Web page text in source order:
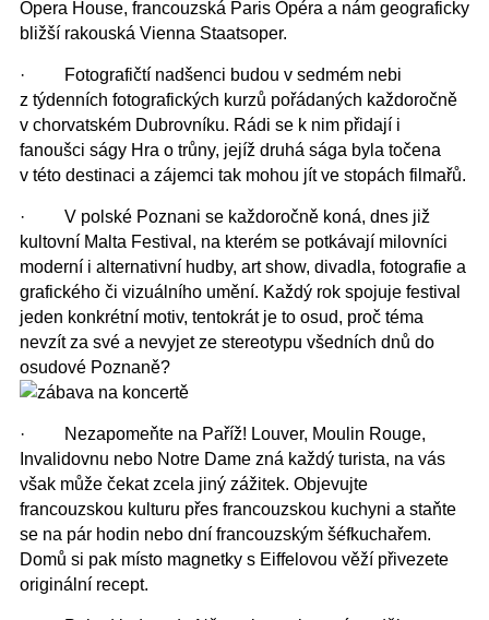
Opera House, francouzská Paris Opéra a nám geograficky
bližší rakouská Vienna Staatsoper.
·
Fotografičtí nadšenci budou v sedmém nebi
z týdenních fotografických kurzů pořádaných každoročně
v chorvatském Dubrovníku. Rádi se k nim přidají i
fanoušci ságy Hra o trůny, jejíž druhá sága byla točena
v této destinaci a zájemci tak mohou jít ve stopách filmařů.
·
V polské Poznani se každoročně koná, dnes již
kultovní Malta Festival, na kterém se potkávají milovníci
moderní i alternativní hudby, art show, divadla, fotografie a
grafického či vizuálního umění. Každý rok spojuje festival
jeden konkrétní motiv, tentokrát je to osud, proč téma
nevzít za své a nevyjet ze stereotypu všedních dnů do
osudové Poznaně?
·
Nezapomeňte na Paříž! Louver, Moulin Rouge,
Invalidovnu nebo Notre Dame zná každý turista, na vás
však může čekat zcela jiný zážitek. Objevujte
francouzskou kulturu přes francouzskou kuchyni a staňte
se na pár hodin nebo dní francouzským šéfkuchařem.
Domů si pak místo magnetky s Eiffelovou věží přivezete
originální recept.